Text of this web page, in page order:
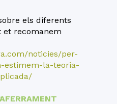
els diferents
et recomanem
noticies/per-
estimem-la-teoria-